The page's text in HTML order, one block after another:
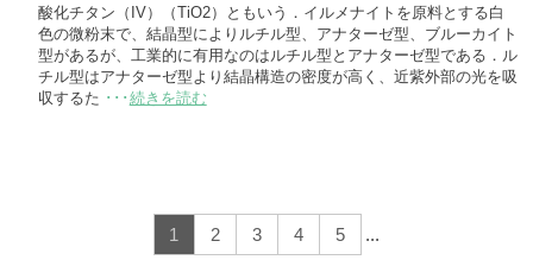
酸化チタン（IV）（TiO2）ともいう．イルメナイトを原料とする白
色の微粉末で、結晶型によりルチル型、アナターゼ型、ブルーカイト
型があるが、工業的に有用なのはルチル型とアナターゼ型である．ル
チル型はアナターゼ型より結晶構造の密度が高く、近紫外部の光を吸
収するた ･･･ 続きを読む
1 2 3 4 5 ...